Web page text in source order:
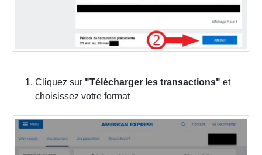
Cliquez sur "Télécharger les transactions" et
choisissez votre format